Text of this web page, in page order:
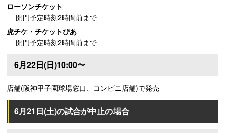
ローソンチケット
開門予定時刻2時間前まで
虎チケ・チケットぴあ
開門予定時刻2時間前まで
6月22日(日)10:00〜
店舗(阪神甲子園球場窓口、コンビニ店舗)で発売
6月21日(土)の試合が中止の場合